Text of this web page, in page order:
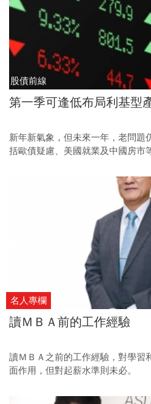
股債前線
第一季可逢低布局利基型
新年新氣象，但未來一年，老問題
括歐債疑慮、美國就業及中國房市
名人專欄
讀ＭＢＡ前的工作經驗
讀ＭＢＡ之前的工作經驗，對學習
面作用，但對起薪水準則未必。